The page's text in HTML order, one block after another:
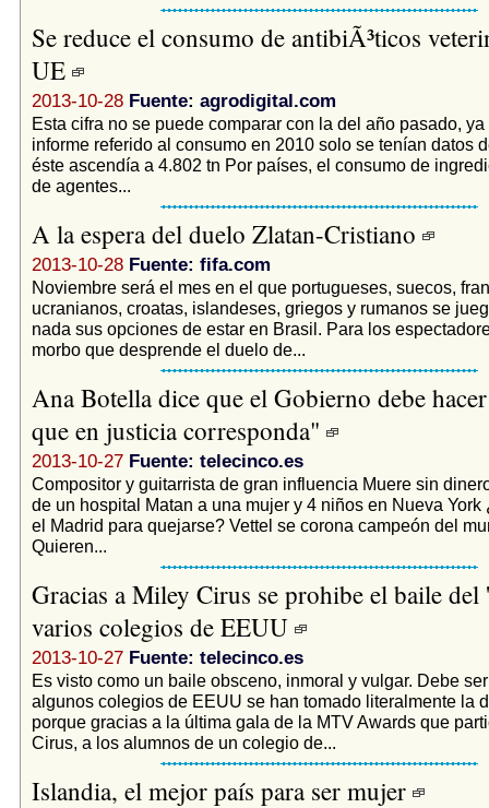
Se reduce el consumo de antibiÃ³ticos
UE
2013-10-28 Fuente: agrodigital.com
Esta cifra no se puede comparar con la del año pasado,
informe referido al consumo en 2010 solo se tenían datos
éste ascendía a 4.802 tn Por países, el consumo de
de agentes...
A la espera del duelo Zlatan-Cristiano
2013-10-28 Fuente: fifa.com
Noviembre será el mes en el que portugueses, suecos,
ucranianos, croatas, islandeses, griegos y rumanos se
nada sus opciones de estar en Brasil. Para los
morbo que desprende el duelo de...
Ana Botella dice que el Gobierno debe
que en justicia corresponda"
2013-10-27 Fuente: telecinco.es
Compositor y guitarrista de gran influencia Muere sin
de un hospital Matan a una mujer y 4 niños en Nueva York
el Madrid para quejarse? Vettel se corona campeón del
Quieren...
Gracias a Miley Cirus se prohibe el baile del
varios colegios de EEUU
2013-10-27 Fuente: telecinco.es
Es visto como un baile obsceno, inmoral y vulgar. Debe
algunos colegios de EEUU se han tomado literalmente la
porque gracias a la última gala de la MTV Awards que
Cirus, a los alumnos de un colegio de...
Islandia, el mejor país para ser mujer